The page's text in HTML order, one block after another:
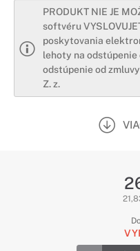
PRODUKT NIE JE
softvéru
poskytovania
lehoty na
odstúpenie od
Z. z.